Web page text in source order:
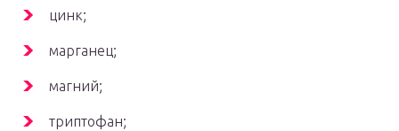
цинк;
марганец;
магний;
триптофан;